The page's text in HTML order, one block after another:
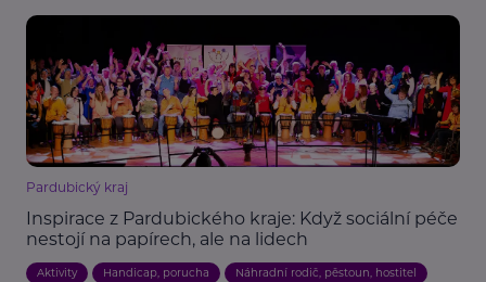
Pardubický kraj
Inspirace z Pardubického kraje: Když sociální péče
nestojí na papírech, ale na lidech
Aktivity Handicap, porucha Náhradní rodič, pěstoun, hostitel